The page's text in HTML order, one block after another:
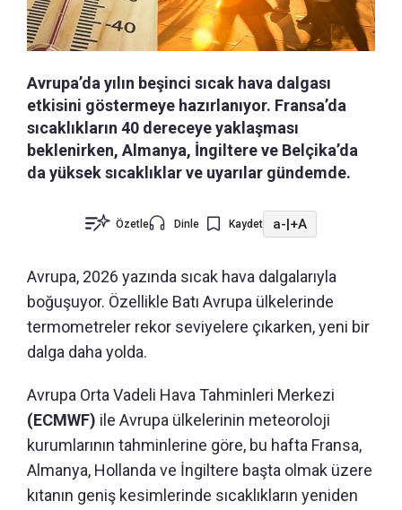
Avrupa’da yılın beşinci sıcak hava dalgası
etkisini göstermeye hazırlanıyor. Fransa’da
sıcaklıkların 40 dereceye yaklaşması
beklenirken, Almanya, İngiltere ve Belçika’da
da yüksek sıcaklıklar ve uyarılar gündemde.
Özetle Dinle Kaydet a-|+A
Avrupa, 2026 yazında sıcak hava dalgalarıyla
boğuşuyor. Özellikle Batı Avrupa ülkelerinde
termometreler rekor seviyelere çıkarken, yeni bir
dalga daha yolda.
Avrupa Orta Vadeli Hava Tahminleri Merkezi
(ECMWF) ile Avrupa ülkelerinin meteoroloji
kurumlarının tahminlerine göre, bu hafta Fransa,
Almanya, Hollanda ve İngiltere başta olmak üzere
kıtanın geniş kesimlerinde sıcaklıkların yeniden